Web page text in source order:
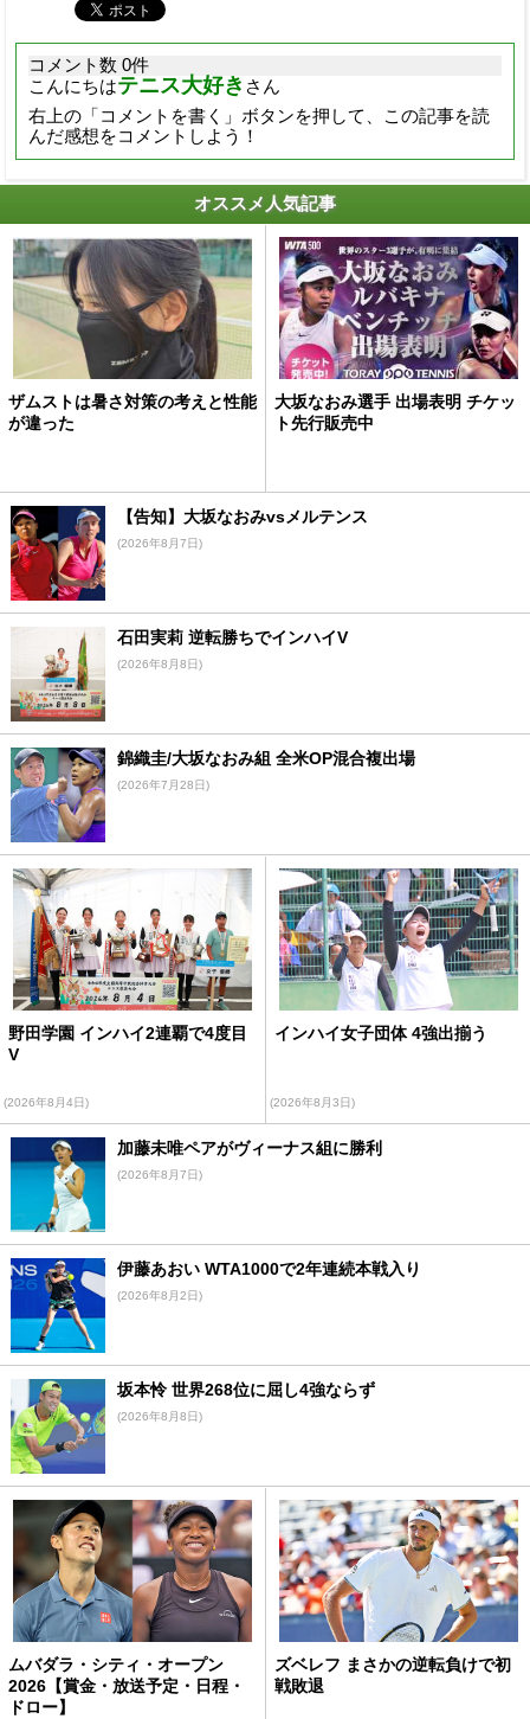
コメント数 0件
こんにちはテニス大好き さん
右上の「コメントを書く」ボタンを押して、この記事を読
んだ感想をコメントしよう！
オススメ人気記事
ザムストは暑さ対策の考えと性能
が違った
大坂なおみ選手 出場表明 チケッ
ト先行販売中
【告知】大坂なおみvsメルテンス
(2026年8月7日)
石田実莉 逆転勝ちでインハイV
(2026年8月8日)
錦織圭/大坂なおみ組 全米OP混合複出場
(2026年7月28日)
野田学園 インハイ2連覇で4度目
V
(2026年8月4日)
インハイ女子団体 4強出揃う
(2026年8月3日)
加藤未唯ペアがヴィーナス組に勝利
(2026年8月7日)
伊藤あおい WTA1000で2年連続本戦入り
(2026年8月2日)
坂本怜 世界268位に屈し4強ならず
(2026年8月8日)
ムバダラ・シティ・オープン
2026【賞金・放送予定・日程・
ドロー】
ズベレフ まさかの逆転負けで初
戦敗退